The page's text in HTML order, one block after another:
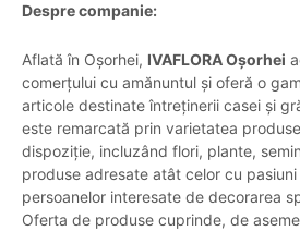
Despre companie:
Aflată în Oșorhei, IVAFLORA Oșorhei
comerțului cu amănuntul și oferă o
articole destinate întreținerii casei și
este remarcată prin varietatea
dispoziție, incluzând flori, plante,
produse adresate atât celor cu
persoanelor interesate de decorarea
Oferta de produse cuprinde, de